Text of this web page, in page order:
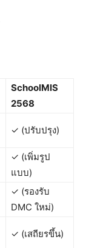
SchoolMIS
2568
✓ (ปรับปรุง)
✓ (เพิ่มรูป
แบบ)
✓ (รองรับ
DMC ใหม่)
✓ (เสถียรขึ้น)